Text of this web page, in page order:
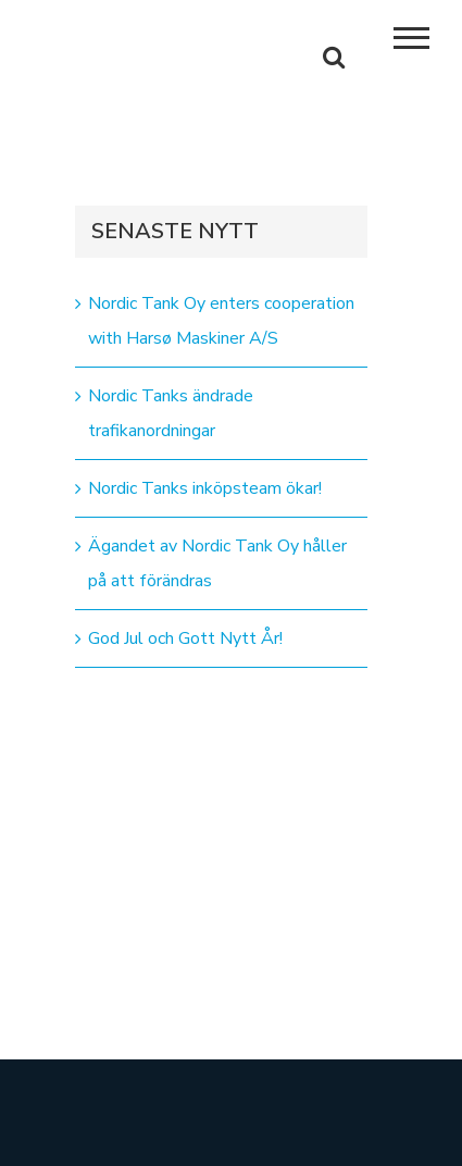
SENASTE NYTT
Nordic Tank Oy enters cooperation
with Harsø Maskiner A/S
Nordic Tanks ändrade
trafikanordningar
Nordic Tanks inköpsteam ökar!
Ägandet av Nordic Tank Oy håller
på att förändras
God Jul och Gott Nytt År!